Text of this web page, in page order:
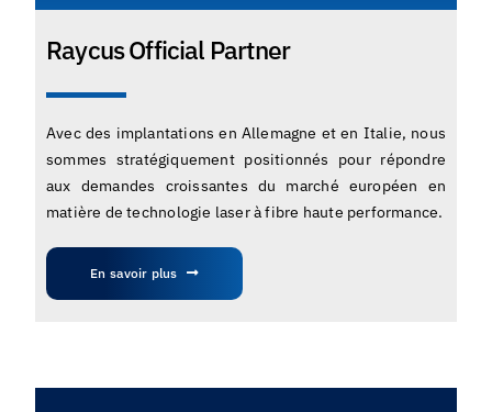
Raycus Official Partner
Avec des implantations en Allemagne et en Italie, nous
sommes stratégiquement positionnés pour répondre
aux demandes croissantes du marché européen en
matière de technologie laser à fibre haute performance.
En savoir plus